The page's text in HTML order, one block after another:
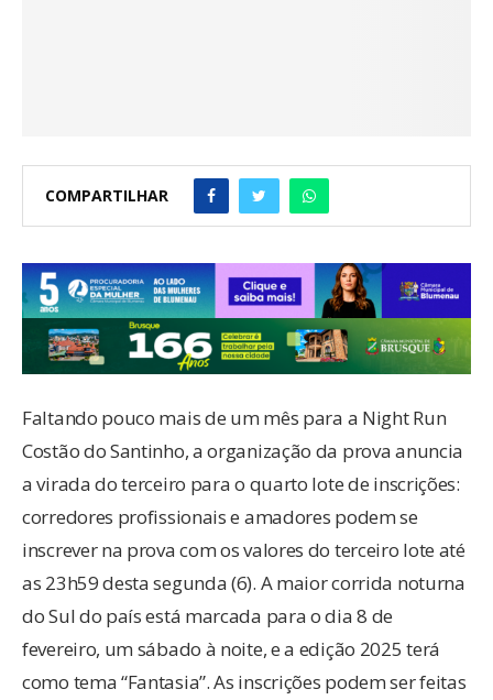
COMPARTILHAR
Faltando pouco mais de um mês para a Night Run
Costão do Santinho, a organização da prova anuncia
a virada do terceiro para o quarto lote de inscrições:
corredores profissionais e amadores podem se
inscrever na prova com os valores do terceiro lote até
as 23h59 desta segunda (6). A maior corrida noturna
do Sul do país está marcada para o dia 8 de
fevereiro, um sábado à noite, e a edição 2025 terá
como tema “Fantasia”. As inscrições podem ser feitas